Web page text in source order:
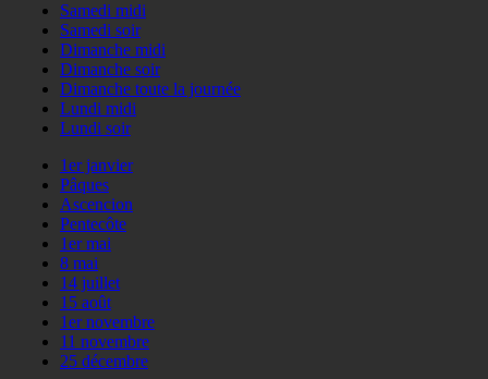
Samedi midi
Samedi soir
Dimanche midi
Dimanche soir
Dimanche toute la journée
Lundi midi
Lundi soir
1er janvier
Pâques
Ascencion
Pentecôte
1er mai
8 mai
14 juillet
15 août
1er novembre
11 novembre
25 décembre